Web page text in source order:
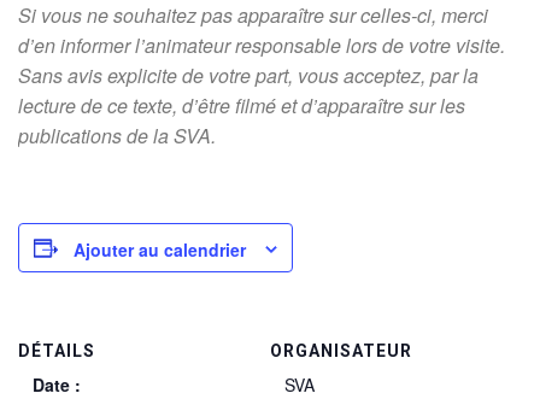
Si vous ne souhaitez pas apparaître sur celles-ci, merci
d’en informer l’animateur responsable lors de votre visite.
Sans avis explicite de votre part, vous acceptez, par la
lecture de ce texte, d’être filmé et d’apparaître sur les
publications de la SVA.
Ajouter au calendrier
DÉTAILS
Date :
ORGANISATEUR
SVA